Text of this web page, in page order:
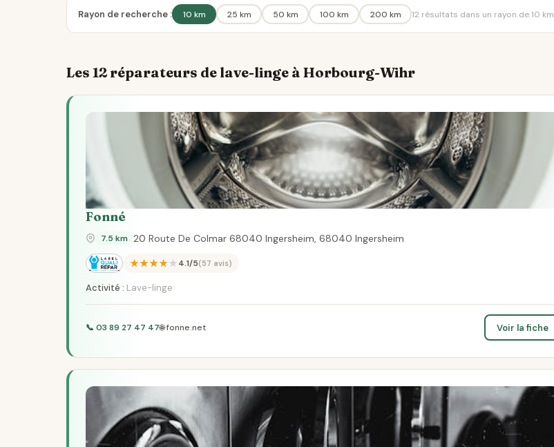
Rayon de recherche : 10 km 25 km 50 km 100 km 200 km 12 résultats dans un rayon de 10 km
Les 12 réparateurs de lave-linge à Horbourg-Wihr
Fonné
7.5 km 20 Route De Colmar 68040 Ingersheim, 68040 Ingersheim
★★★★★4.1/5(57 avis)
Activité : Lave-linge
📞 03 89 27 47 47🌐 fonne.net Voir la fiche